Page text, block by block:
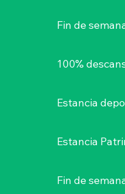
Fin de
100%
Estancia
Estancia
Fin de
CONTACTO
79 01